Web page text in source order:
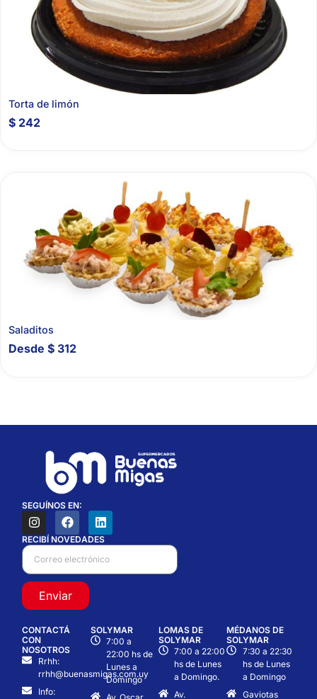
Torta de limón
$ 242
Saladitos
Desde $ 312
SEGUÍNOS EN:
RECIBÍ NOVEDADES
Enviar
CONTACTÁ
CON
NOSOTROS
Rrhh:
rrhh@buenasmigas.com.uy
Info:
SOLYMAR
7:00 a
22:00 hs de
Lunes a
Domingo
LOMAS DE
SOLYMAR
7:00 a 22:00
hs de Lunes
a Domingo.
Av.
MÉDANOS DE
SOLYMAR
7:30 a 22:30
hs de Lunes
a Domingo
Gaviotas